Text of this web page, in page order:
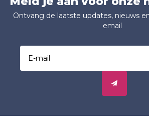
Ontvang de laatste updates, nieuws
email